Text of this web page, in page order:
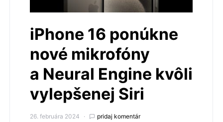
iPhone 16 ponúkne
nové mikrofóny
a Neural Engine kvôli
vylepšenej Siri
26. februára 2024 pridaj komentár